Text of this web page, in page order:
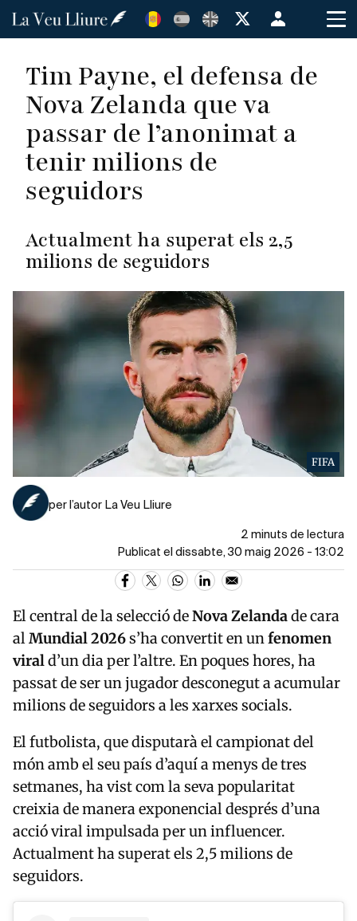
Vés
Menú
de
cuenta
de
usuario
Tim Payne, el defensa de
Nova Zelanda que va
passar de l’anonimat a
tenir milions de
seguidors
Actualment ha superat els 2,5
milions de seguidors
FIFA
per l’autor La Veu Lliure
2 minuts de lectura
Publicat el dissabte, 30 maig 2026 - 13:02
El central de la selecció deNova Zelandade cara
alMundial 2026s’ha convertit en unfenomen
virald’un dia per l’altre. En poques hores, ha
passat de ser un jugador desconegut a acumular
milions de seguidors a les xarxes socials.
El futbolista, que disputarà el campionat del
món amb el seu país d’aquí a menys de tres
setmanes, ha vist com la seva popularitat
creixia de manera exponencial després d’una
acció viral impulsada per un influencer.
Actualment ha superat els 2,5 milions de
seguidors.